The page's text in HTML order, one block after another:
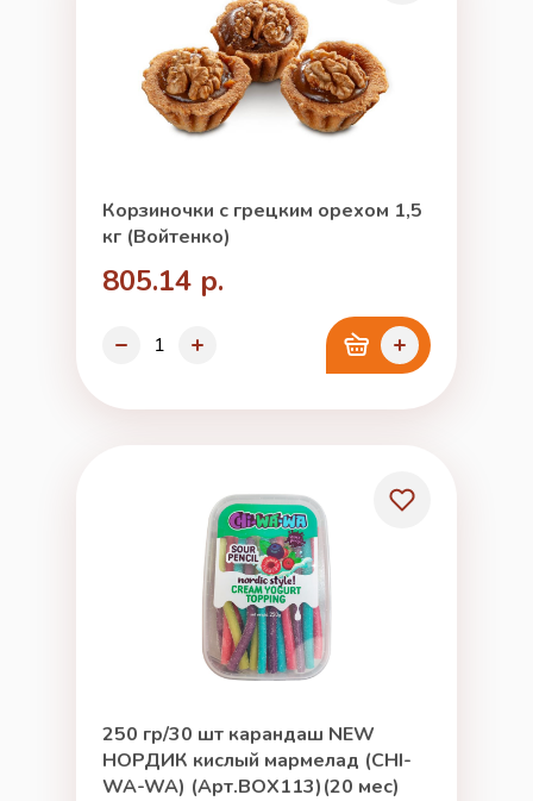
Корзиночки с грецким орехом 1,5
кг (Войтенко)
805.14 р.
250 гр/30 шт карандаш NEW
НОРДИК кислый мармелад (CHI-
WA-WA) (Арт.BOX113)(20 мес)